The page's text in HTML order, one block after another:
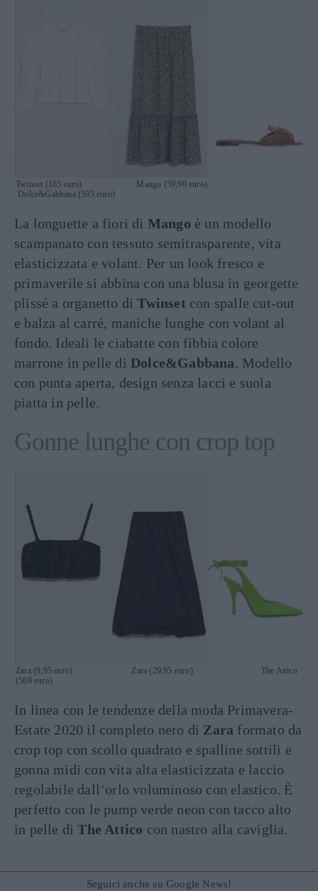
Twinset (165 euro) Mango (59,90 euro)
Dolce&Gabbana (595 euro)
La longuette a fiori di Mango è un modello
scampanato con tessuto semitrasparente, vita
elasticizzata e volant. Per un look fresco e
primaverile si abbina con una blusa in georgette
plissé a organetto diTwinset con spalle cut-out
e balza al carré, maniche lunghe con volant al
fondo. Ideali le ciabatte con fibbia colore
marrone in pelle di Dolce&Gabbana. Modello
con punta aperta, design senza lacci e suola
piatta in pelle.
Gonne lunghe con crop top
Zara (9,95 euro) Zara (29,95 euro) The Attico
(569 euro)
In linea con le tendenze della moda Primavera-
Estate 2020 il completo nero di Zara formato da
crop top con scollo quadrato e spalline sottili e
gonna midi con vita alta elasticizzata e laccio
regolabile dall’orlo voluminoso con elastico. È
perfetto con le pump verde neon con tacco alto
in pelle di The Attico con nastro alla caviglia.
Seguici anche su Google News!